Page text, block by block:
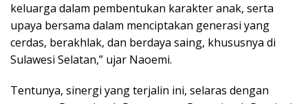
keluarga dalam pembentukan karakter anak, serta
upaya bersama dalam menciptakan generasi yang
cerdas, berakhlak, dan berdaya saing, khususnya di
Sulawesi Selatan,” ujar Naoemi.
Tentunya, sinergi yang terjalin ini, selaras dengan